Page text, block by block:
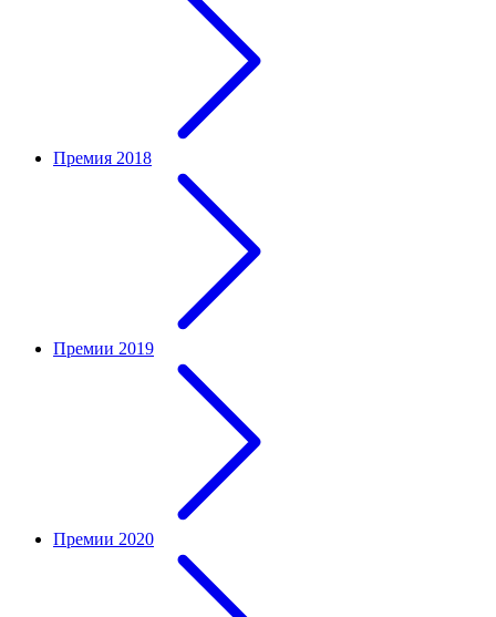
Премия 2018
Премии 2019
Премии 2020